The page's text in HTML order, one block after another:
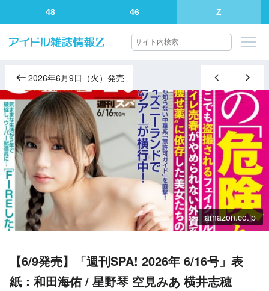
48 46 Z
2026年6月9日（火）発売
amazon.co.jp
【6/9発売】「週刊SPA! 2026年 6/16号」表
紙：和田海佑 / 星野琴 空見みあ 横井志穂